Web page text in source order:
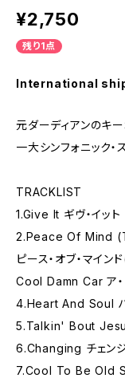
¥2,750
残り1点
International
元ダーディアンのキー
一大シンフォニック・
TRACKLIST
1.Give It ギヴ・イッ
2.Peace Of Mind
ピース・オブ・マイン
Cool Damn Car ア・
4.Heart And Soul ハ
5.Talkin' Bout Jesus
6.Changing チェン
7.Cool To Be Old